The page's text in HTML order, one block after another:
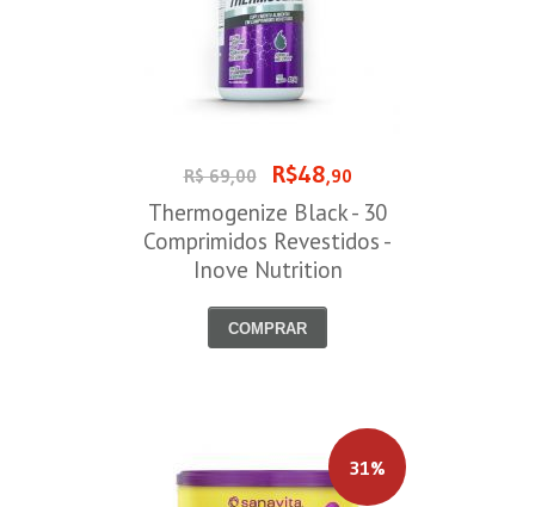
R$ 69,00 R$48,90
Thermogenize Black - 30
Comprimidos Revestidos -
Inove Nutrition
COMPRAR
31%